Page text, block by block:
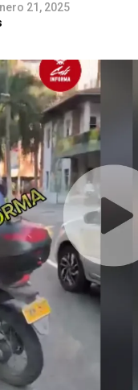
21, 2025